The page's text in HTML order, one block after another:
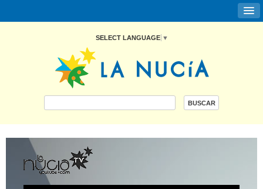
SELECT LANGUAGE ▼